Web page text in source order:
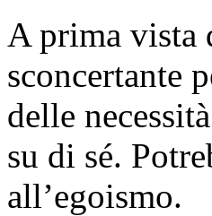
A prima vista
sconcertante
delle
su di sé.
all’egoismo.